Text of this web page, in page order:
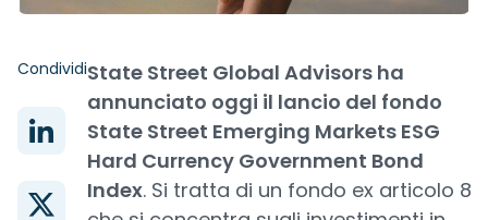
CondividiState Street Global Advisors ha
annunciato oggi il lancio del fondo
State Street Emerging Markets ESG
Hard Currency Government Bond
Index. Si tratta di un fondo ex articolo 8